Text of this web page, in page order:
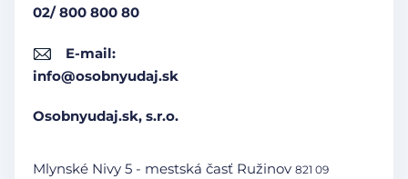
02/ 800 800 80
E-mail:
info@osobnyudaj.sk
Osobnyudaj.sk, s.r.o.
Mlynské Nivy 5 - mestská časť Ružinov 821 09